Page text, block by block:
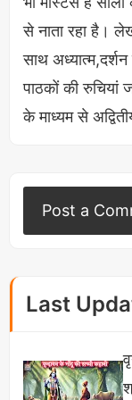
टर्निंग प्वाइंट बन
बिंदुओं पर।
उत्तराखण्ड
उत्तराखंड के दो
से नाता रहा है।
साथ
पाठकों की रुचियां
के माध्यम से
Post a
Last